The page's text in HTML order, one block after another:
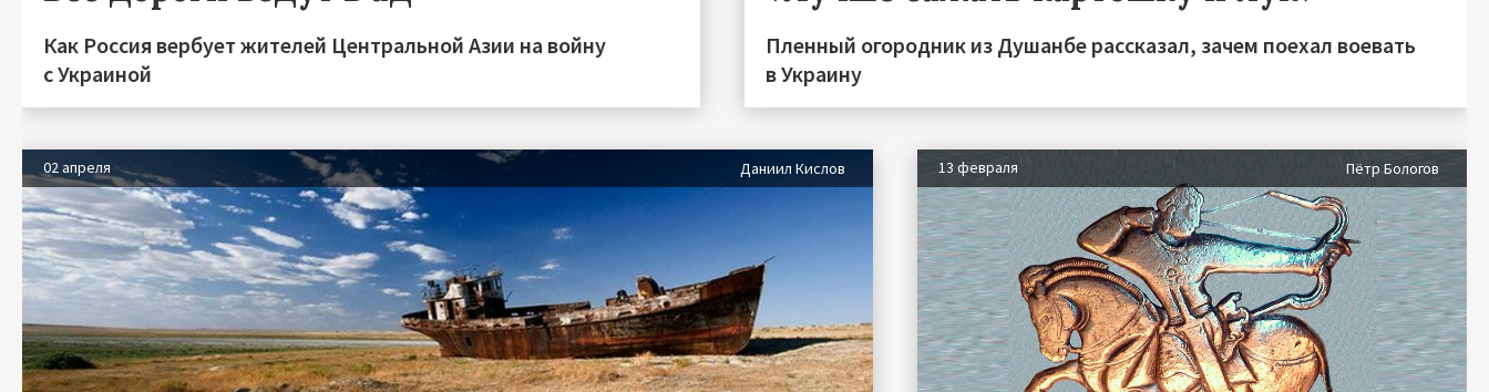
Как Россия вербует жителей Центральной Азии на войну
с Украиной
Пленный огородник из Душанбе рассказал, зачем поехал воевать
в Украину
02 апреля Даниил Кислов 13 февраля Пётр Бологов